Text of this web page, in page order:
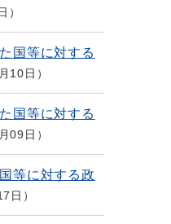
国等に対する
10日
国等に対する
09日
等に対する政
日